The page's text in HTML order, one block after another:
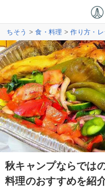
ちそう >食・料理 >作り方・
秋キャンプならでは
料理のおすすめを紹